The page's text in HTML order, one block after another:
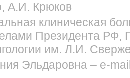
А.И. Крюков
клиническая
Президента
им. Л.И.
Эльдаровна – e-